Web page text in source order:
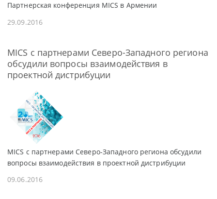
Партнерская конференция MICS в Армении
29.09.2016
MICS с партнерами Северо-Западного региона
обсудили вопросы взаимодействия в
проектной дистрибуции
MICS с партнерами Северо-Западного региона обсудили
вопросы взаимодействия в проектной дистрибуции
09.06.2016